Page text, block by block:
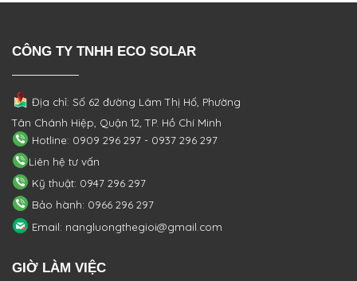
CÔNG TY TNHH ECO SOLAR
Địa chỉ: Số 62 đường Lâm Thị Hố, Phường
Tân Chánh Hiệp, Quận 12, TP. Hồ Chí Minh
Hotline: 0909 296 297 - 0937 296 297
Liên hệ tư vấn
Kỹ thuật: 0947 296 297
Bảo hành: 0966 296 297
Email: nangluongthegioi@gmail.com
GIỜ LÀM VIỆC